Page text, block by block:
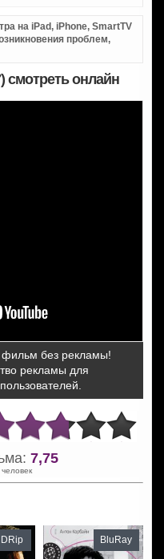
на iPad, iPhone, SmartTV
проблем,
смотреть онлайн
фильм без рекламы!
рекламы для
7,75
BluRay